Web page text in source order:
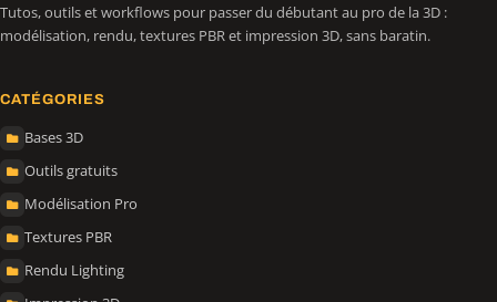
Tutos, outils et workflows pour passer du débutant au pro de la 3D :
modélisation, rendu, textures PBR et impression 3D, sans baratin.
CATÉGORIES
Bases 3D
Outils gratuits
Modélisation Pro
Textures PBR
Rendu Lighting